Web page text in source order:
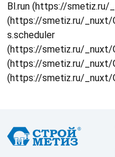
Bl.run (https://smetiz.ru/
(https://smetiz.ru/_nuxt/
s.scheduler
(https://smetiz.ru/_nuxt/
(https://smetiz.ru/_nuxt/
(https://smetiz.ru/_nuxt/